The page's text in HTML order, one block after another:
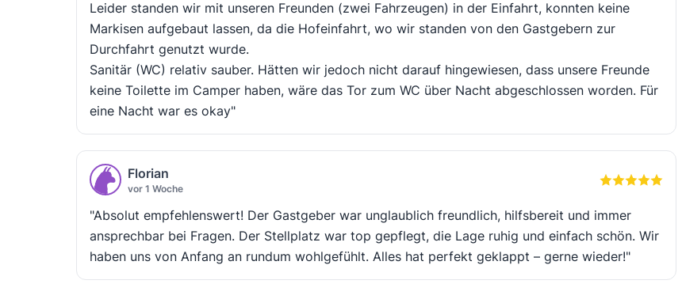
Leider standen wir mit unseren Freunden (zwei Fahrzeugen) in der Einfahrt, konnten keine
Markisen aufgebaut lassen, da die Hofeinfahrt, wo wir standen von den Gastgebern zur
Durchfahrt genutzt wurde.
Sanitär (WC) relativ sauber. Hätten wir jedoch nicht darauf hingewiesen, dass unsere Freunde
keine Toilette im Camper haben, wäre das Tor zum WC über Nacht abgeschlossen worden. Für
eine Nacht war es okay"
Florian
vor 1 Woche
"Absolut empfehlenswert! Der Gastgeber war unglaublich freundlich, hilfsbereit und immer
ansprechbar bei Fragen. Der Stellplatz war top gepflegt, die Lage ruhig und einfach schön. Wir
haben uns von Anfang an rundum wohlgefühlt. Alles hat perfekt geklappt – gerne wieder!"